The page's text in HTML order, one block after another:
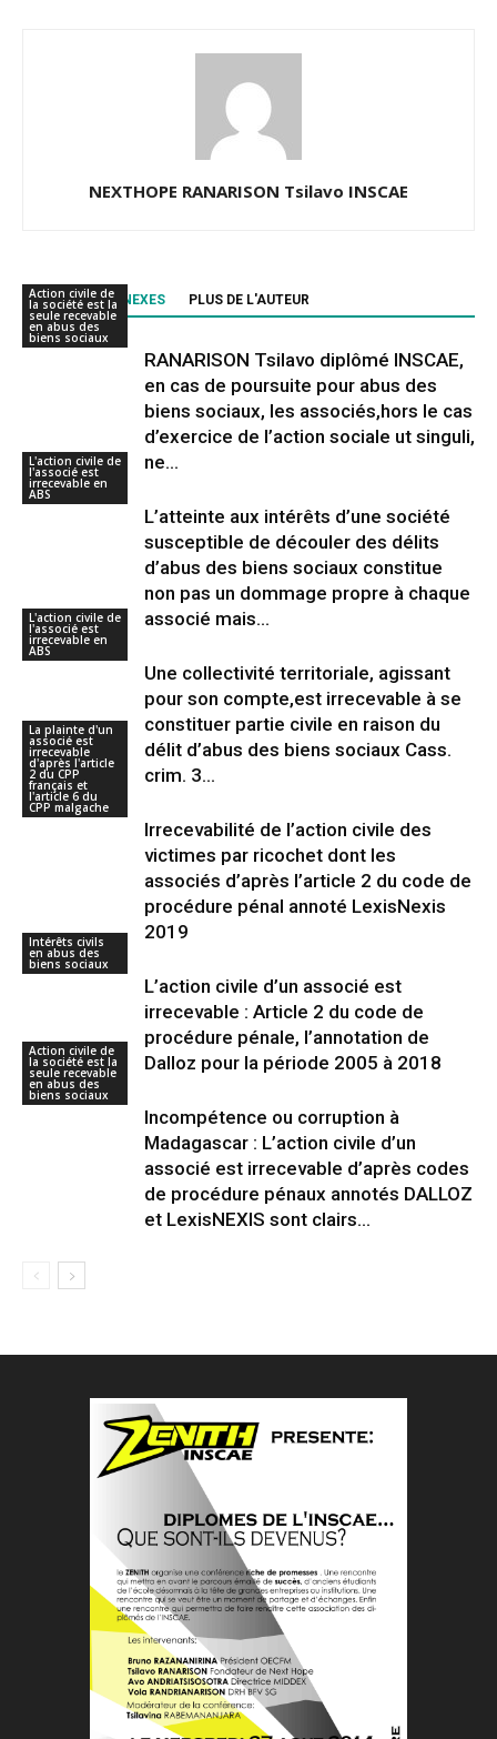
NEXTHOPE RANARISON Tsilavo INSCAE
ARTICLES CONNEXES PLUS DE L'AUTEUR
Action civile de
la société est la
seule recevable
en abus des
biens sociaux
RANARISON Tsilavo diplômé INSCAE,
en cas de poursuite pour abus des
biens sociaux, les associés,hors le cas
d’exercice de l’action sociale ut singuli,
ne...
L'action civile de
l'associé est
irrecevable en
ABS
L’atteinte aux intérêts d’une société
susceptible de découler des délits
d’abus des biens sociaux constitue
non pas un dommage propre à chaque
associé mais...
L'action civile de
l'associé est
irrecevable en
ABS
Une collectivité territoriale, agissant
pour son compte,est irrecevable à se
constituer partie civile en raison du
délit d’abus des biens sociaux Cass.
crim. 3...
La plainte d'un
associé est
irrecevable
d'après l'article
2 du CPP
français et
l'article 6 du
CPP malgache
Irrecevabilité de l’action civile des
victimes par ricochet dont les
associés d’après l’article 2 du code de
procédure pénal annoté LexisNexis
2019
Intérêts civils
en abus des
biens sociaux
L’action civile d’un associé est
irrecevable : Article 2 du code de
procédure pénale, l’annotation de
Dalloz pour la période 2005 à 2018
Action civile de
la société est la
seule recevable
en abus des
biens sociaux
Incompétence ou corruption à
Madagascar : L’action civile d’un
associé est irrecevable d’après codes
de procédure pénaux annotés DALLOZ
et LexisNEXIS sont clairs...